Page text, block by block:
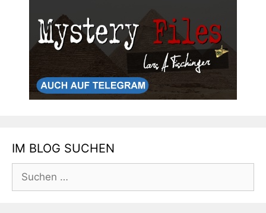
IM BLOG SUCHEN
Suchen
nach: